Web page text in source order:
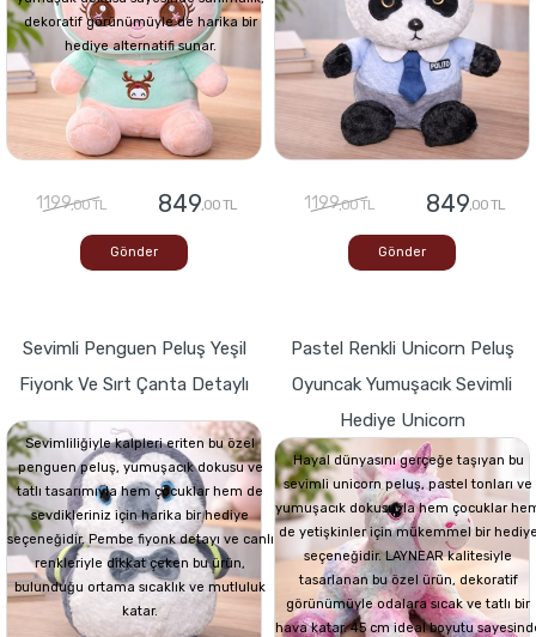
dekoratif görünümüyle de harika bir
hediye alternatifi sunar.
1199,00 TL 849,00 TL
Gönder
1199,00 TL 849,00 TL
Gönder
Sevimli Penguen Peluş Yeşil
Fiyonk Ve Sırt Çanta Detaylı
Sevimliliğiyle kalpleri eriten bu özel
penguen peluş, yumuşacık dokusu ve
tatlı tasarımıyla hem çocuklar hem de
sevdikleriniz için harika bir hediye
seçeneğidir. Pembe fiyonk detayı ve canlı
renkleriyle dikkat çeken bu ürün,
bulunduğu ortama sıcaklık ve mutluluk
katar.
Pastel Renkli Unicorn Peluş
Oyuncak Yumuşacık Sevimli
Hediye Unicorn
Hayal dünyasını gerçeğe taşıyan bu
sevimli unicorn peluş, pastel tonları ve
yumuşacık dokusuyla hem çocuklar
de yetişkinler için mükemmel bir
seçeneğidir. LAYNEAR kalitesiyle
tasarlanan bu özel ürün, dekoratif
görünümüyle odalara sıcak ve tatlı bir
hava katar. 45 cm ideal boyutu